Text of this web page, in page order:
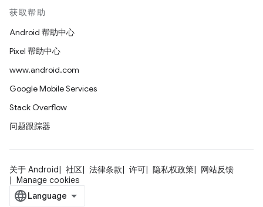
获取帮助
Android 帮助中心
Pixel 帮助中心
www.android.com
Google Mobile Services
Stack Overflow
问题跟踪器
关于 Android 社区 法律条款 许可 隐私权政策
网站反馈
Manage cookies